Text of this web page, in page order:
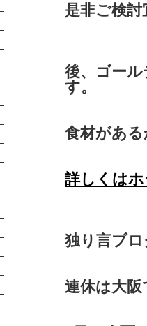
是非ご検
後、ゴー
す。
食材があ
詳しくは
独り言ブロ
連休は大